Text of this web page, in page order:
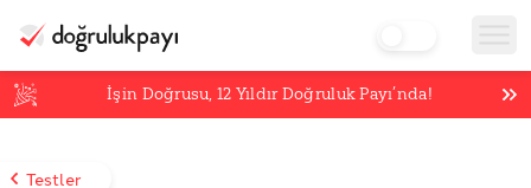
İşin Doğrusu,12 Yıldır Doğruluk Payı’nda!
Testler